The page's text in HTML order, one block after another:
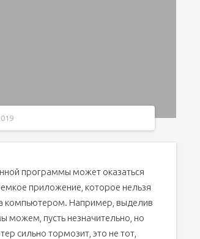
программы может оказаться
приложение, которое нельзя
компьютером. Например, выделив
можем, пусть незначительно, но
сильно тормозит, это не тот,